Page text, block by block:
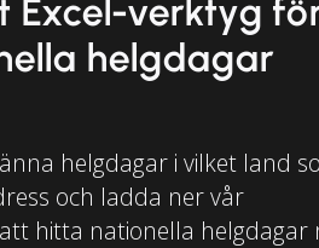
Excel-verktyg
helgdagar
helgdagar i vilket land
och ladda ner vår
hitta nationella helgdagar